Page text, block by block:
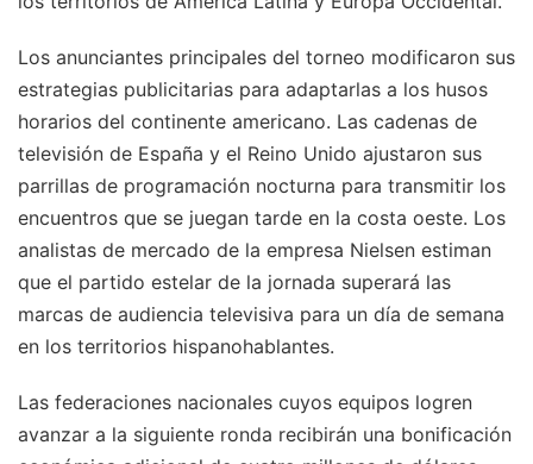
Los anunciantes principales del torneo modificaron sus
estrategias publicitarias para adaptarlas a los husos
horarios del continente americano. Las cadenas de
televisión de España y el Reino Unido ajustaron sus
parrillas de programación nocturna para transmitir los
encuentros que se juegan tarde en la costa oeste. Los
analistas de mercado de la empresa Nielsen estiman
que el partido estelar de la jornada superará las
marcas de audiencia televisiva para un día de semana
en los territorios hispanohablantes.
Las federaciones nacionales cuyos equipos logren
avanzar a la siguiente ronda recibirán una bonificación